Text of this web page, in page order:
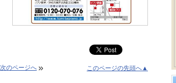
次のページへ » このページの先頭へ▲